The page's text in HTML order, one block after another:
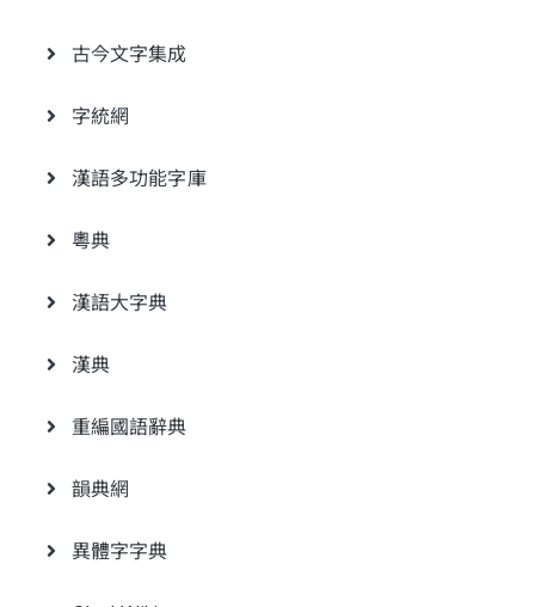
古今文字集成
字統網
漢語多功能字庫
粵典
漢語大字典
漢典
重編國語辭典
韻典網
異體字字典